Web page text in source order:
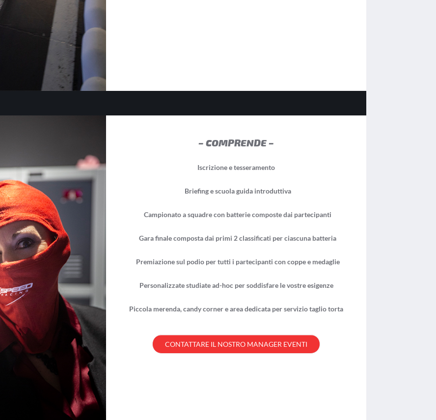
– COMPRENDE –
Iscrizione e tesseramento
Briefing e scuola guida introduttiva
Campionato a squadre con batterie composte dai partecipanti
Gara finale composta dai primi 2 classificati per ciascuna batteria
Premiazione sul podio per tutti i partecipanti con coppe e medaglie
Personalizzate studiate ad-hoc per soddisfare le vostre esigenze
Piccola merenda, candy corner e area dedicata per servizio taglio torta
CONTATTARE IL NOSTRO MANAGER EVENTI